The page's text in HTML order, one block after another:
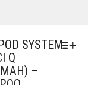
SYSTEM
Q
–